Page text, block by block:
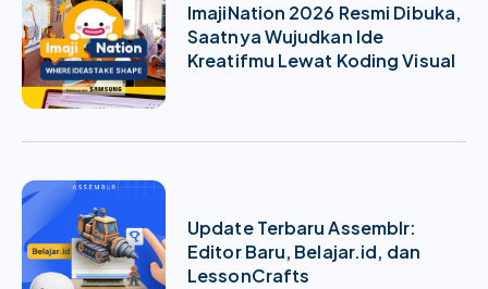
ImajiNation 2026 Resmi Dibuka,
Saatnya Wujudkan Ide
Kreatifmu Lewat Koding Visual
Update Terbaru Assemblr:
Editor Baru, Belajar.id, dan
LessonCrafts